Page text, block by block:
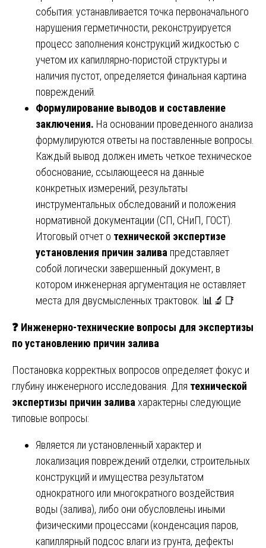
события: устанавливается точка первоначального
нарушения герметичности, реконструируется
процесс заполнения конструкций жидкостью с
учетом их капиллярно-пористой структуры и
наличия пустот, определяется финальная картина
повреждений.
Формулирование выводов и составление
заключения. На основании проведенного анализа
формулируются ответы на поставленные вопросы.
Каждый вывод должен иметь четкое техническое
обоснование, ссылающееся на данные
конкретных измерений, результаты
инструментальных обследований и положения
нормативной документации (СП, СНиП, ГОСТ).
Итоговый отчет о технической экспертизе
установления причин залива представляет
собой логически завершенный документ, в
котором инженерная аргументация не оставляет
места для двусмысленных трактовок. 📊🔬📑
❓ Инженерно-технические вопросы для экспертизы
по установлению причин залива
Постановка корректных вопросов определяет фокус и
глубину инженерного исследования. Для технической
экспертизы причин залива характерны следующие
типовые вопросы:
Является ли установленный характер и
локализация повреждений отделки, строительных
конструкций и имущества результатом
однократного или многократного воздействия
воды (залива), либо они обусловлены иными
физическими процессами (конденсация паров,
капиллярный подсос влаги из грунта, дефекты